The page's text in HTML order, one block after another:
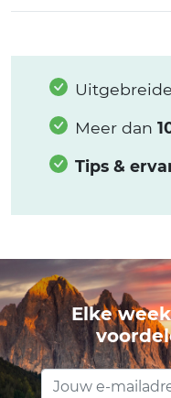
Uitgebreide
Meer dan
Tips &
Elke